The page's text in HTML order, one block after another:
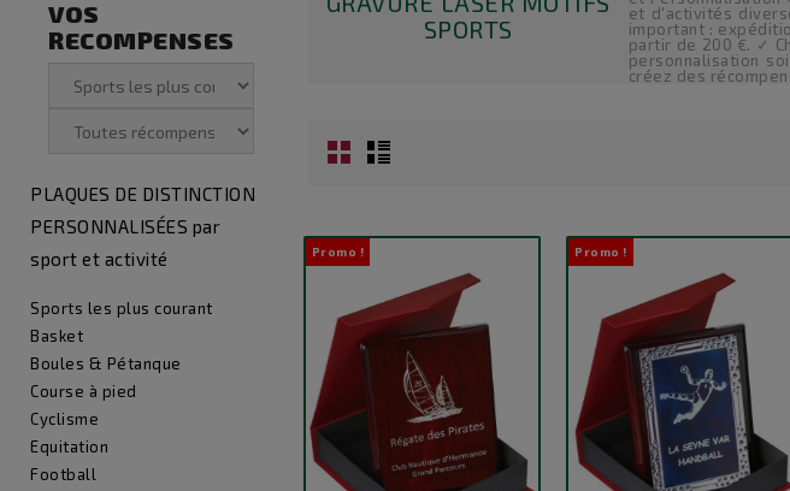
VOS
RECOMPENSES
PLAQUES DE DISTINCTION
PERSONNALISÉES par
sport et activité
Sports les plus courant
Basket
Boules & Pétanque
Course à pied
Cyclisme
Equitation
Football
SPORTS
et d'activités
important :
partir de 200 €. ✓
personnalisation
créez des
Promo ! Promo !